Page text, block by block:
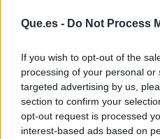
Que.es - Do Not Process
If you wish to opt-out of the
processing of your personal
targeted advertising by us,
section to confirm your
opt-out request is processed
interest-based ads based on
merece", sentenció en
Así que Clark se
trofeo, un cheque de 4
certeza de que, en
es sinónimo de ser
contrario.